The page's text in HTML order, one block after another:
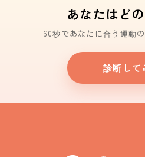
あなたはど
60秒であなたに合う運動
診断して